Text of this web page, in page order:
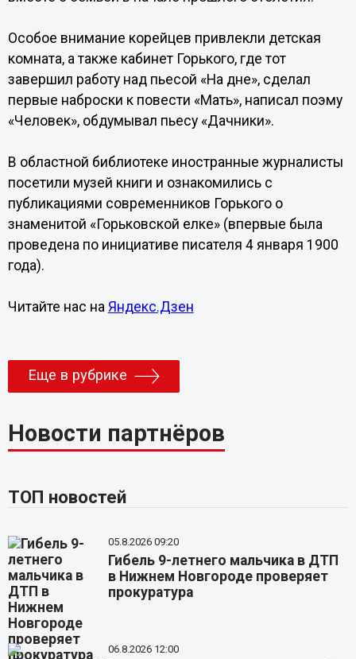
Особое внимание корейцев привлекли детская
комната, а также кабинет Горького, где тот
завершил работу над пьесой «На дне», сделал
первые наброски к повести «Мать», написал поэму
«Человек», обдумывал пьесу «Дачники».
В областной библиотеке иностранные журналисты
посетили музей книги и ознакомились с
публикациями современников Горького о
знаменитой «Горьковской елке» (впервые была
проведена по инициативе писателя 4 января 1900
года).
Читайте нас на Яндекс.Дзен
Еще в рубрике
Новости партнёров
ТОП новостей
05.8.2026 09:20
Гибель 9-летнего мальчика в ДТП
в Нижнем Новгороде проверяет
прокуратура
06.8.2026 12:00